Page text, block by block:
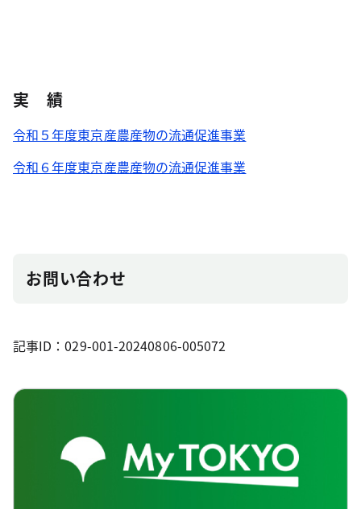
実 績
令和５年度東京産農産物の流通促進事業
令和６年度東京産農産物の流通促進事業
お問い合わせ
記事ID：029-001-20240806-005072